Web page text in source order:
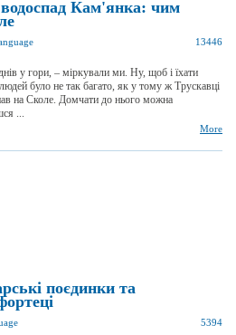
Кам'янка: чим
13446
у гори, – міркували ми. Ну, щоб і їхати
було не так багато, як у тому ж Трускавці
на Сколе. Домчати до нього можна
...
More
поєдинки та
5394